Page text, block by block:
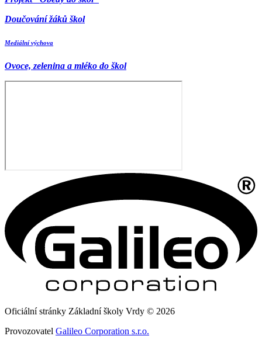
Doučování žáků škol
Mediální výchova
Ovoce, zelenina a mléko do škol
Oficiální stránky Základní školy Vrdy © 2026
Provozovatel Galileo Corporation s.r.o.